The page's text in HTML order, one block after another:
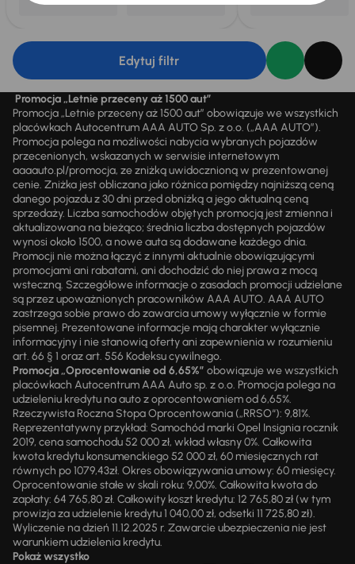
Edytuj filtr
Promocja „Letnie przeceny aż 1500 aut”
Promocja „Letnie przeceny aż 1500 aut” obowiązuje we wszystkich
placówkach Autocentrum AAA AUTO Sp. z o.o. („AAA AUTO”).
Promocja polega na możliwości nabycia wybranych pojazdów
przecenionych, wskazanych w serwisie internetowym
aaaauto.pl/promocja, ze zniżką uwidocznioną w prezentowanej
cenie. Zniżka jest obliczana jako różnica pomiędzy najniższą ceną
danego pojazdu z 30 dni przed obniżką a jego aktualną ceną
sprzedaży. Liczba samochodów objętych promocją jest zmienna i
aktualizowana na bieżąco; średnia liczba dostępnych pojazdów
wynosi około 1500, a nowe auta są dodawane każdego dnia.
Promocji nie można łączyć z innymi aktualnie obowiązującymi
promocjami ani rabatami, ani dochodzić do niej prawa z mocą
wsteczną. Szczegółowe informacje o zasadach promocji udzielane
są przez upoważnionych pracowników AAA AUTO. AAA AUTO
zastrzega sobie prawo do zawarcia umowy wyłącznie w formie
pisemnej. Prezentowane informacje mają charakter wyłącznie
informacyjny i nie stanowią oferty ani zapewnienia w rozumieniu
art. 66 § 1 oraz art. 556 Kodeksu cywilnego.
Promocja „Oprocentowanie od 6,65%” obowiązuje we wszystkich
placówkach Autocentrum AAA Auto sp. z o.o. Promocja polega na
udzieleniu kredytu na auto z oprocentowaniem od 6,65%.
Rzeczywista Roczna Stopa Oprocentowania („RRSO“): 9,81%.
Reprezentatywny przykład: Samochód marki Opel Insignia rocznik
2019, cena samochodu 52 000 zł, wkład własny 0%. Całkowita
kwota kredytu konsumenckiego 52 000 zł, 60 miesięcznych rat
równych po 1079,43zł. Okres obowiązywania umowy: 60 miesięcy.
Oprocentowanie stałe w skali roku: 9,00%. Całkowita kwota do
zapłaty: 64 765,80 zł. Całkowity koszt kredytu: 12 765,80 zł (w tym
prowizja za udzielenie kredytu 1 040,00 zł, odsetki 11 725,80 zł).
Wyliczenie na dzień 11.12.2025 r. Zawarcie ubezpieczenia nie jest
warunkiem udzielenia kredytu.
Pokaż wszystko